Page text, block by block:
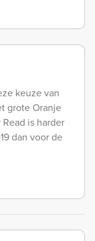
keuze van
grote Oranje
is harder
dan voor de